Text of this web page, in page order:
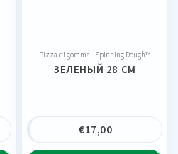
Pizza di gomma - Spinning Dough™
ЗЕЛЕНЫЙ 28 CM
€17,00